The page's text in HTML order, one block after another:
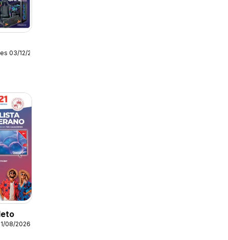
03/12/2025
08/2026